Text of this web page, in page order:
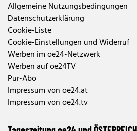
Allgemeine Nutzungsbedingungen
Datenschutzerklärung
Cookie-Liste
Cookie-Einstellungen und Widerruf
Werben im oe24-Netzwerk
Werben auf oe24TV
Pur-Abo
Impressum von oe24.at
Impressum von oe24.tv